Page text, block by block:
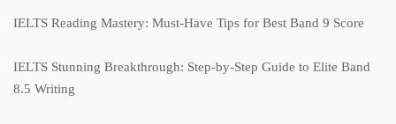
IELTS Reading Mastery: Must-Have Tips for Best Band 9 Score
IELTS Stunning Breakthrough: Step-by-Step Guide to Elite Band
8.5 Writing